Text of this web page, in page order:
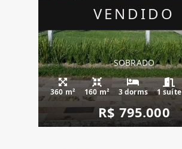
VENDIDO
SOBRADO
360 m² 160 m² 3 dorms 1 suíte
R$ 795.000